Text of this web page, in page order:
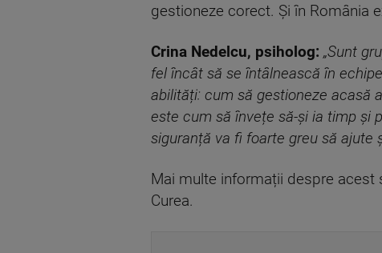
gestioneze corect. Și în România
Crina Nedelcu, psiholog: „Sunt
fel încât să se întâlnească în
abilități: cum să gestioneze acasă
este cum să învețe să-și ia timp și
siguranță va fi foarte greu să ajute
Mai multe informații despre acest
Curea.